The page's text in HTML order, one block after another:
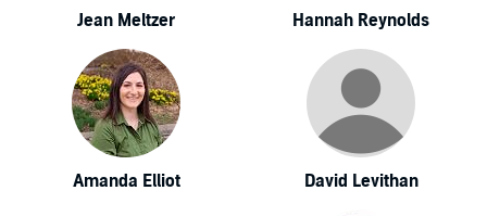
Jean Meltzer Hannah Reynolds
Amanda Elliot David Levithan